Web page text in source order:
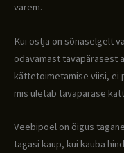
varem.
Kui ostja on sõnaselgelt
odavamast tavapärasest
kättetoimetamise viisi, ei
mis ületab tavapärase
Veebipoel on õigus
tagasi kaup, kui kauba